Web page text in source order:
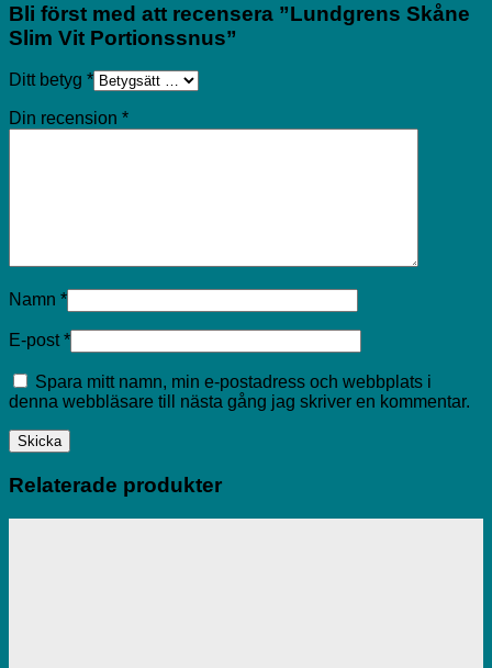
Bli först med att recensera ”Lundgrens Skåne
Slim Vit Portionssnus”
Ditt betyg *
Din recension *
Namn *
E-post*
Spara mitt namn, min e-postadress och webbplats i
denna webbläsare till nästa gång jag skriver en kommentar.
Relaterade produkter